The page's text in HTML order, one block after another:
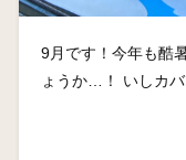
9月です！今年も酷
ょうか…！ いしカ